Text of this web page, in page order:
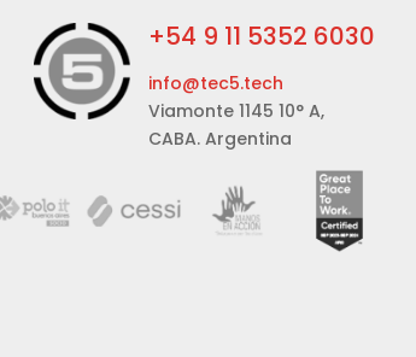
+54 9 11 5352 6030
info@tec5.tech
Viamonte 1145 10° A,
CABA. Argentina